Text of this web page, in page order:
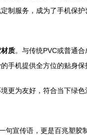
制服务，成为了手机保护
质。与传统PVC或普通
手机提供全方位的贴身
更为友好，符合当下绿
宣传语，更是百兆塑